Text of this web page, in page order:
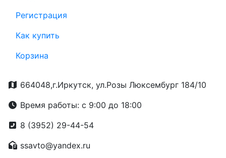
Регистрация
Как купить
Корзина
664048,г.Иркутск, ул.Розы Люксембург 184/10
Время работы: с 9:00 до 18:00
8 (3952) 29-44-54
ssavto@yandex.ru